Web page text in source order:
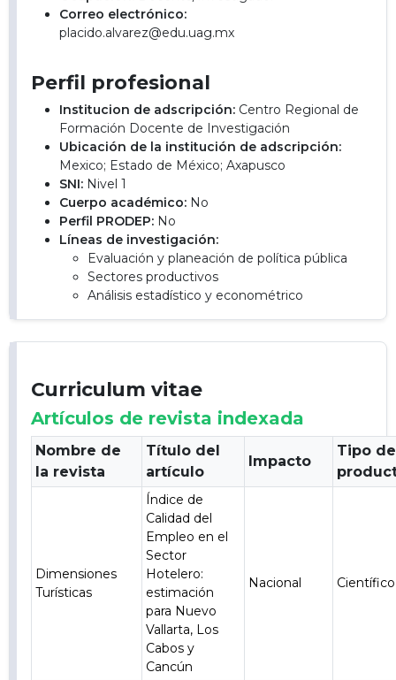
Correo electrónico:
placido.alvarez@edu.uag.mx
Perfil profesional
Institucion de adscripción: Centro Regional de
Formación Docente de Investigación
Ubicación de la institución de adscripción:
Mexico; Estado de México; Axapusco
SNI: Nivel 1
Cuerpo académico: No
Perfil PRODEP: No
Líneas de investigación:
Evaluación y planeación de política pública
Sectores productivos
Análisis estadístico y econométrico
Curriculum vitae
Artículos de revista indexada
Nombre de
la revista
Título del
artículo
Impacto
Tipo de
Dimensiones
Turísticas
Índice de
Calidad del
Empleo en el
Sector
Hotelero:
estimación
para Nuevo
Vallarta, Los
Cabos y
Cancún
Nacional Científico